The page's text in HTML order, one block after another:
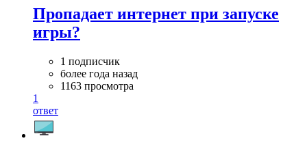
Пропадает интернет при запуске
игры?
1 подписчик
более года назад
1163 просмотра
1
ответ